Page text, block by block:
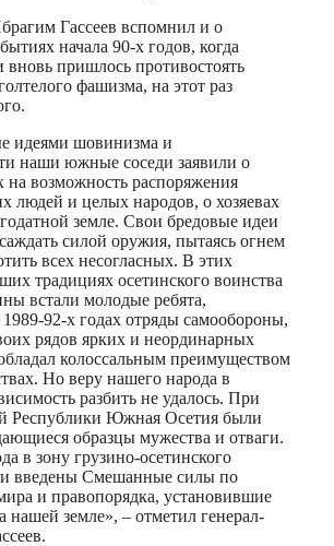
Гассеев вспомнил и о
начала 90-х годов, когда
пришлось противостоять
фашизма, на этот раз
идеями шовинизма и
наши южные соседи заявили о
возможность распоряжения
людей и целых народов, о хозяевах
земле. Свои бредовые идеи
силой оружия, пытаясь огнем
всех несогласных. В этих
традициях осетинского воинства
встали молодые ребята,
92-х годах отряды самообороны,
рядов ярких и неординарных
колоссальным преимуществом
Но веру нашего народа в
разбить не удалось. При
Республики Южная Осетия были
образцы мужества и отваги.
в зону грузино-осетинского
введены Смешанные силы по
и правопорядка, установившие
нашей земле», – отметил генерал-